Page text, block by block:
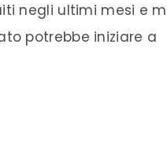
negli ultimi mesi e
potrebbe iniziare a